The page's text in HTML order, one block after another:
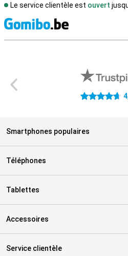
Le service clientèle est ouvert
4.7 étoiles
Smartphones populaires
Téléphones
Tablettes
Accessoires
Service clientèle